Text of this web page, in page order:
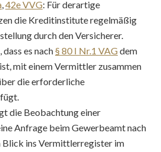
,42e VVG: Für derartige
die Kreditinstitute regelmäßig
durch den Versicherer.
es nach§ 80 I Nr.1 VAGdem
mit einem Vermittler zusammen
die erforderliche
die Beobachtung einer
Anfrage beim Gewerbeamt nach
Blick ins Vermittlerregister im